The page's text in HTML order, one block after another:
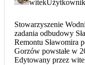
witekUżytkownik
Stowarzyszenie
zadania odbudowy
Remontu Sławomira
Gorzów powstałe w
Edytowany przez